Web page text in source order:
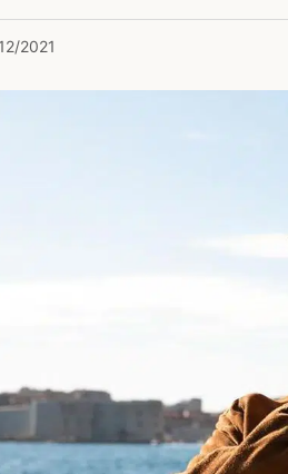
2021